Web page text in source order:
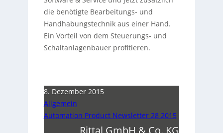
die benötigte Bearbeitungs- und
Handhabungstechnik aus einer Hand.
Ein Vorteil von dem Steuerungs- und
Schaltanlagenbauer profitieren.
8. Dezember 2015
Allgemein
Automation Product Newsletter 28 2015
Rittal GmbH & Co. KG